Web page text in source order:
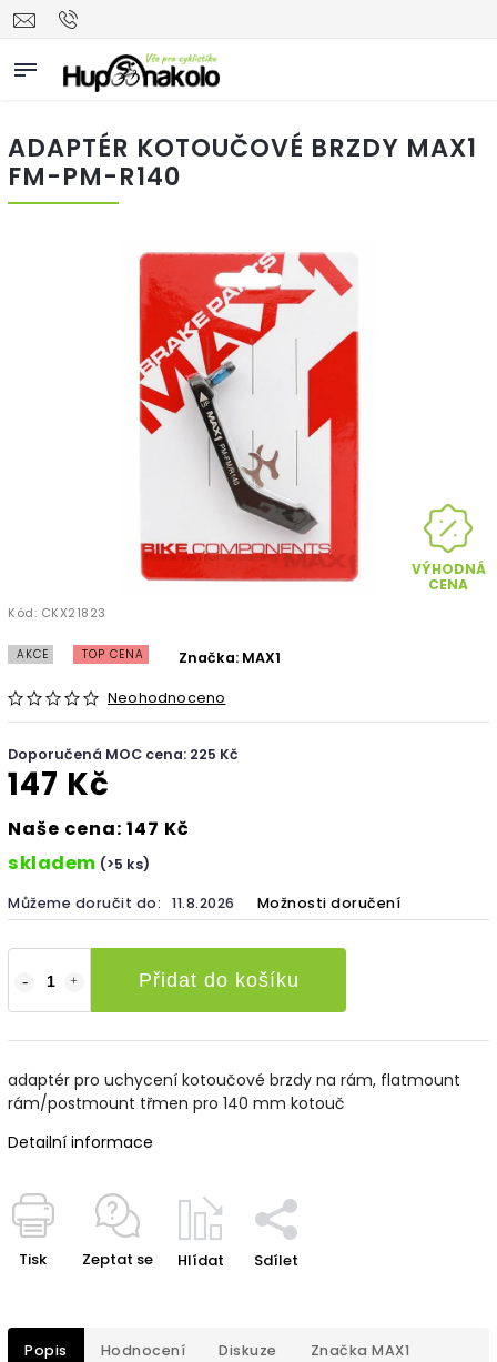
ADAPTÉR KOTOUČOVÉ BRZDY MAX1
FM-PM-R140
VÝHODNÁ
CENA
Kód: CKX21823
AKCE TOP CENA
Neohodnoceno
Značka: MAX1
Doporučená MOC cena: 225 Kč
147 Kč
Naše cena: 147 Kč
skladem (>5 ks)
Můžeme doručit do: 11.8.2026 Možnosti doručení
Přidat do košíku
adaptér pro uchycení kotoučové brzdy na rám, flatmount
rám/postmount třmen pro 140 mm kotouč
Detailní informace
Tisk Zeptat se Hlídat Sdílet
Popis Hodnocení Diskuze Značka MAX1